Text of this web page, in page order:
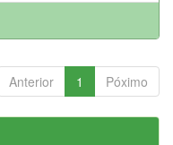
Anterior 1 Póximo